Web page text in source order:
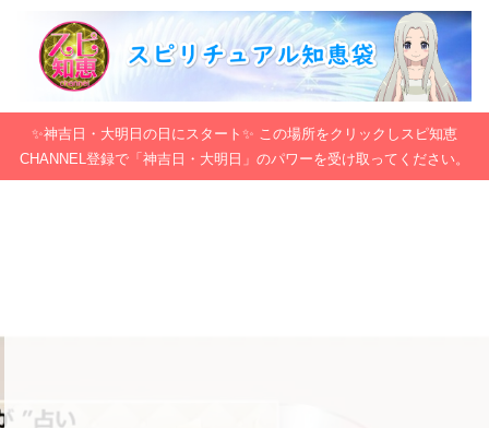
✨神吉日・大明日の日にスタート✨ この場所をクリックしスピ知恵
CHANNEL登録で「神吉日・大明日」のパワーを受け取ってください。